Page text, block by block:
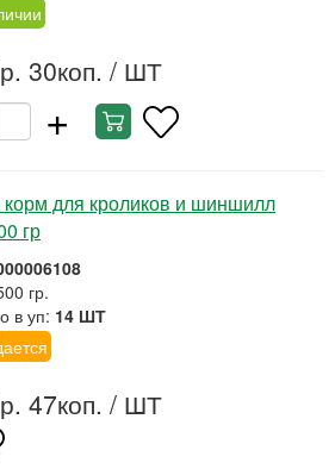
30коп. / ШТ
+
корм для кроликов и шиншилл
гр
гр.
в уп: 14 ШТ
47коп. / ШТ